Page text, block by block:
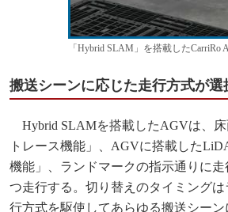
「Hybrid SLAM」を搭載したCarriRo
搬送シーンに応じた走行方式が選
Hybrid SLAMを搭載したAGVは、
トレース機能」、AGVに搭載した
機能」、ランドマークの指示通りに
つ走行する。切り替えのタイミング
行方式を駆使してあらゆる搬送シーン